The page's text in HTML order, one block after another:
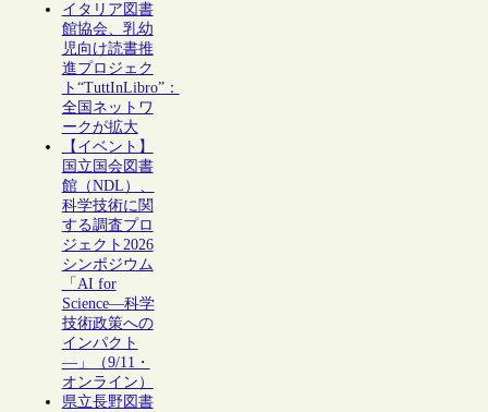
イタリア図書
館協会、乳幼
児向け読書推
進プロジェク
ト“TuttInLibro”：
全国ネットワ
ークが拡大
【イベント】
国立国会図書
館（NDL）、
科学技術に関
する調査プロ
ジェクト2026
シンポジウム
「AI for
Science―科学
技術政策への
インパクト
―」（9/11・
オンライン）
県立長野図書